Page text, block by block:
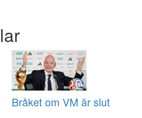
Bråket om VM är slut